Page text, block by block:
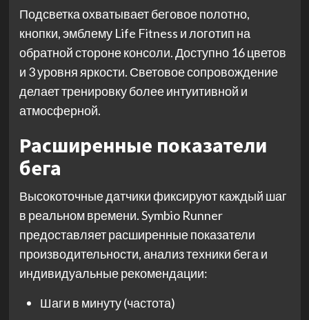
Подсветка охватывает беговое полотно,
кнопки, эмблему Life Fitness и логотип на
обратной стороне консоли. Доступно 16 цветов
и 3 уровня яркости. Световое сопровождение
делает тренировку более интуитивной и
атмосферной.
Расширенные показатели
бега
Высокоточные датчики фиксируют каждый шаг
в реальном времени. Symbio Runner
предоставляет расширенные показатели
производительности, анализ техники бега и
индивидуальные рекомендации:
Шаги в минуту (частота)